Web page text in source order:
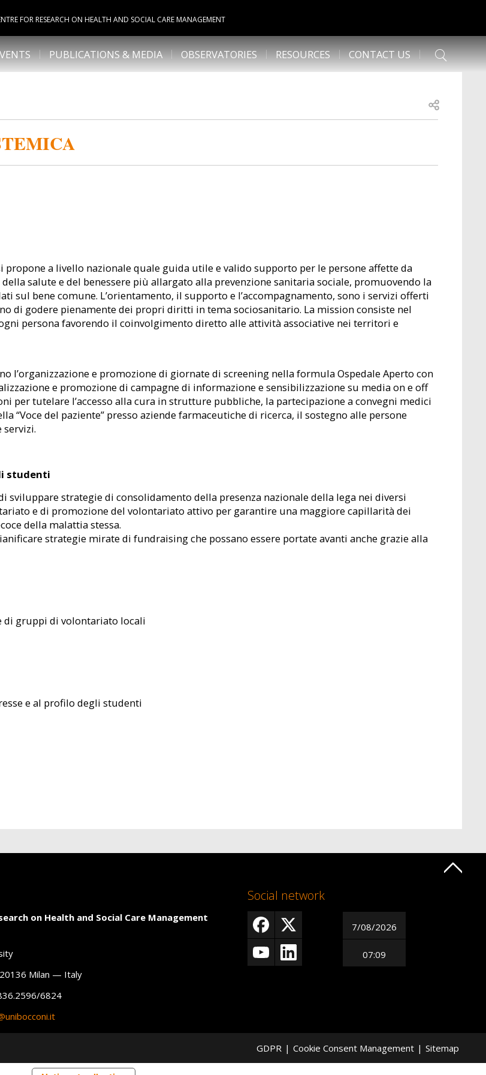
FOR RESEARCH ON HEALTH AND SOCIAL CARE MANAGEMENT
PUBLICATIONS & MEDIA OBSERVATORIES RESOURCES CONTACT US
Open share
propone a livello nazionale quale guida utile e valido supporto per le persone affette da
salute e del benessere più allargato alla prevenzione sanitaria sociale, promuovendo la
sul bene comune. L’orientamento, il supporto e l’accompagnamento, sono i servizi offerti
di godere pienamente dei propri diritti in tema sociosanitario. La mission consiste nel
persona favorendo il coinvolgimento diretto alle attività associative nei territori e
l’organizzazione e promozione di giornate di screening nella formula Ospedale Aperto con
e promozione di campagne di informazione e sensibilizzazione su media on e off
per tutelare l’accesso alla cura in strutture pubbliche, la partecipazione a convegni medici
“Voce del paziente” presso aziende farmaceutiche di ricerca, il sostegno alle persone
servizi.
studenti
sviluppare strategie di consolidamento della presenza nazionale della lega nei diversi
e di promozione del volontariato attivo per garantire una maggiore capillarità dei
della malattia stessa.
strategie mirate di fundraising che possano essere portate avanti anche grazie alla
di gruppi di volontariato locali
e al profilo degli studenti
on Health and Social Care Management
Milan — Italy
6824
Social network
7/08/2026
07:09
GDPR | Cookie Consent Management | Sitemap